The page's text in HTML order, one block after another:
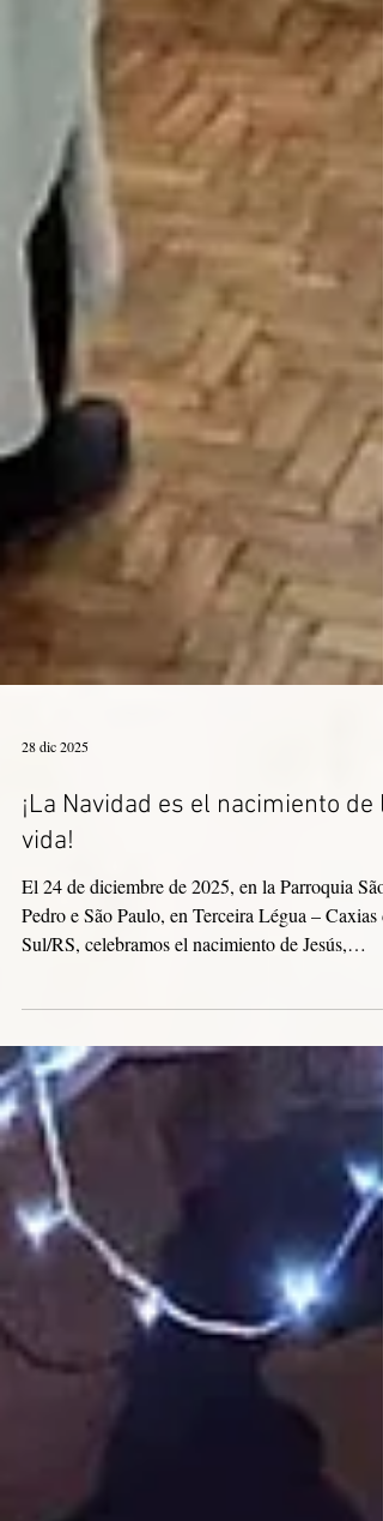
28 dic 2025
¡La Navidad es el nacimiento de la
vida!
El 24 de diciembre de 2025, en la Parroquia São
comunidades de la parroquia, así como personas
de otras comunidades. Fue un momento muy
hermoso y participativo; la Misa fue presidida por
Fray Affonso Costela, OFMcap. Junto con la
celebración de la Navidad del Señor, recordamos
la vida de nuestros hermanos y hermanas
inmigrantes italianos